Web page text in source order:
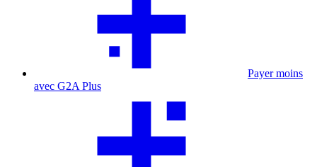
Payer moins
avec G2A Plus